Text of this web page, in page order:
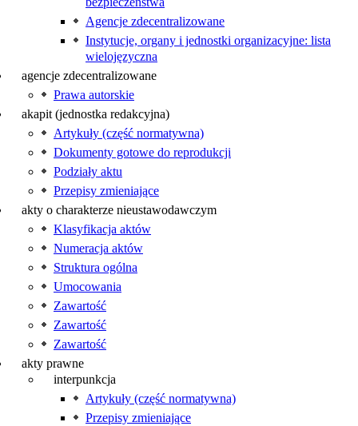
Agencje zdecentralizowane
Instytucje, organy i jednostki organizacyjne: lista
wielojęzyczna
agencje zdecentralizowane
Prawa autorskie
akapit (jednostka redakcyjna)
Artykuły (część normatywna)
Dokumenty gotowe do reprodukcji
Podziały aktu
Przepisy zmieniające
akty o charakterze nieustawodawczym
Klasyfikacja aktów
Numeracja aktów
Struktura ogólna
Umocowania
Zawartość
Zawartość
Zawartość
akty prawne
interpunkcja
Artykuły (część normatywna)
Przepisy zmieniające